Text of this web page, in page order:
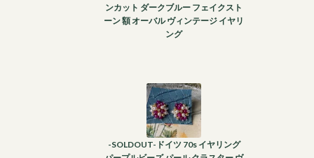
ンカット ダークブルー フェイクスト
ーン 額 オーバル ヴィンテージ イヤリ
ング
-SOLDOUT-ドイツ 70s イヤリング